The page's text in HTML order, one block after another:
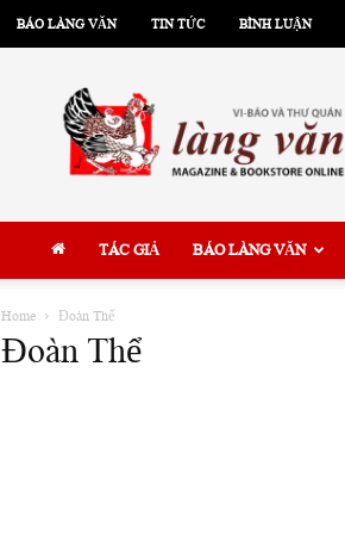
BÁO LÀNG VĂN TIN TỨC BÌNH LUẬN
Văn
TÁC GIẢ BÁO LÀNG VĂN
Home Đoàn Thể
Đoàn Thể